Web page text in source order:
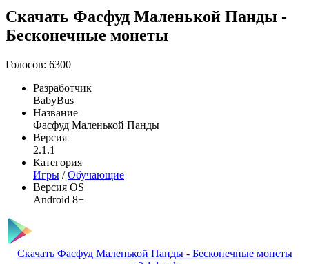
Скачать Фасфуд Маленькой Панды -
Бесконечные монеты
Голосов: 6300
Разработчик
BabyBus
Название
Фасфуд Маленькой Панды
Версия
2.1.1
Категория
Игры /Обучающие
Версия OS
Android 8+
Скачать Фасфуд Маленькой Панды - Бесконечные монеты